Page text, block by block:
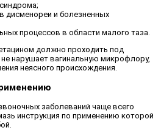
дисменореи и болезненных
процессов в области малого таза.
должно проходить под
нарушает вагинальную микрофлору,
неясного происхождения.
заболеваний чаще всего
инструкция по применению которой